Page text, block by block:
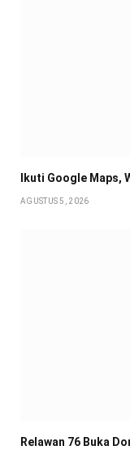
Ikuti Google Maps,
AGUSTUS 5, 2026
Relawan 76 Buka